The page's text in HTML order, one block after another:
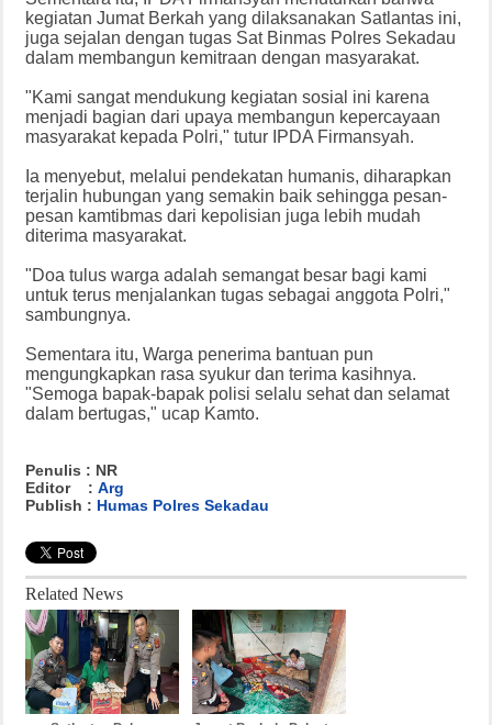
kegiatan Jumat Berkah yang dilaksanakan Satlantas ini,
juga sejalan dengan tugas Sat Binmas Polres Sekadau
dalam membangun kemitraan dengan masyarakat.
"Kami sangat mendukung kegiatan sosial ini karena
menjadi bagian dari upaya membangun kepercayaan
masyarakat kepada Polri," tutur IPDA Firmansyah.
Ia menyebut, melalui pendekatan humanis, diharapkan
terjalin hubungan yang semakin baik sehingga pesan-
pesan kamtibmas dari kepolisian juga lebih mudah
diterima masyarakat.
"Doa tulus warga adalah semangat besar bagi kami
untuk terus menjalankan tugas sebagai anggota Polri,"
sambungnya.
Sementara itu, Warga penerima bantuan pun
mengungkapkan rasa syukur dan terima kasihnya.
"Semoga bapak-bapak polisi selalu sehat dan selamat
dalam bertugas," ucap Kamto.
Penulis : NR
Editor : Arg
Publish : Humas Polres Sekadau
Related News